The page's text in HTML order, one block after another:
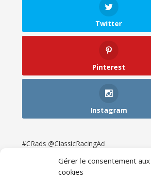
Gérer le consentement aux
cookies
Twitter
Pinterest
Instagram
#CRads @ClassicRacingAd